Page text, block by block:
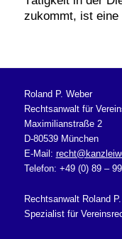
zukommt, ist eine
Roland P. Weber
Rechtsanwalt für
Maximilianstraße 2
D-80539 München
E-Mail:
Telefon: +49 (0) 89 –
Rechtsanwalt Roland
Spezialist für